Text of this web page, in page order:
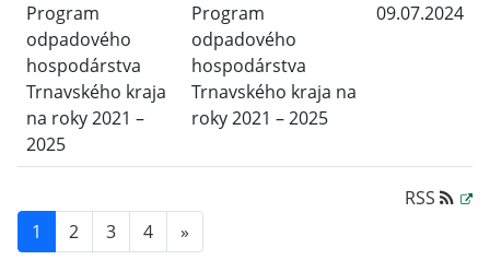
Program
odpadového
hospodárstva
Trnavského kraja
na roky 2021 –
2025
Program
odpadového
hospodárstva
Trnavského kraja na
roky 2021 – 2025
09.07.2024
RSS
1
2 3 4 »